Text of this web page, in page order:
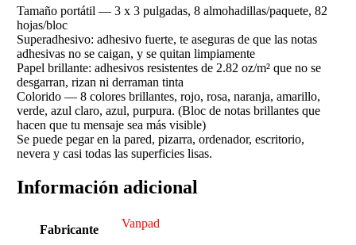
Tamaño portátil — 3 x 3 pulgadas, 8 almohadillas/paquete, 82
hojas/bloc
Superadhesivo: adhesivo fuerte, te aseguras de que las notas
adhesivas no se caigan, y se quitan limpiamente
Papel brillante: adhesivos resistentes de 2.82 oz/m² que no se
desgarran, rizan ni derraman tinta
Colorido — 8 colores brillantes, rojo, rosa, naranja, amarillo,
verde, azul claro, azul, purpura. (Bloc de notas brillantes que
hacen que tu mensaje sea más visible)
Se puede pegar en la pared, pizarra, ordenador, escritorio,
nevera y casi todas las superficies lisas.
Información adicional
Fabricante ‎Vanpad